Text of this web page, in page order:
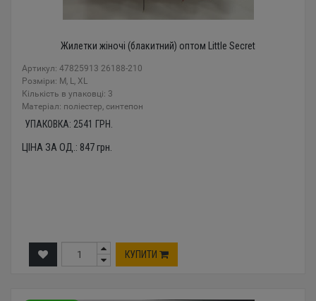
Жилетки жіночі (блакитний) оптом Little Secret
Артикул: 47825913 26188-210
Розміри: M, L, XL
Кількість в упаковці: 3
Mатеріал: поліестер, синтепон
УПАКОВКА: 2541 ГРН.
ЦІНА ЗА ОД.: 847грн.
КУПИТИ